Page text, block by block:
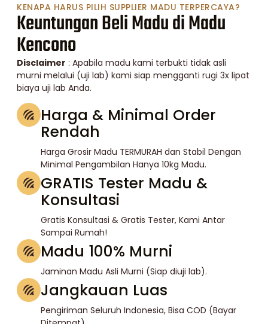
KENAPA HARUS PILIH SUPPLIER MADU TERPERCAYA?
Keuntungan Beli Madu di Madu
Kencono
Disclaimer : Apabila madu kami terbukti tidak asli
murni melalui (uji lab) kami siap mengganti rugi 3x lipat
biaya uji lab Anda.
Harga & Minimal Order
Rendah
Harga Grosir Madu TERMURAH dan Stabil Dengan
Minimal Pengambilan Hanya 10kg Madu.
GRATIS Tester Madu &
Konsultasi
Gratis Konsultasi & Gratis Tester, Kami Antar
Sampai Rumah!
Madu 100% Murni
Jaminan Madu Asli Murni (Siap diuji lab).
Jangkauan Luas
Pengiriman Seluruh Indonesia, Bisa COD (Bayar